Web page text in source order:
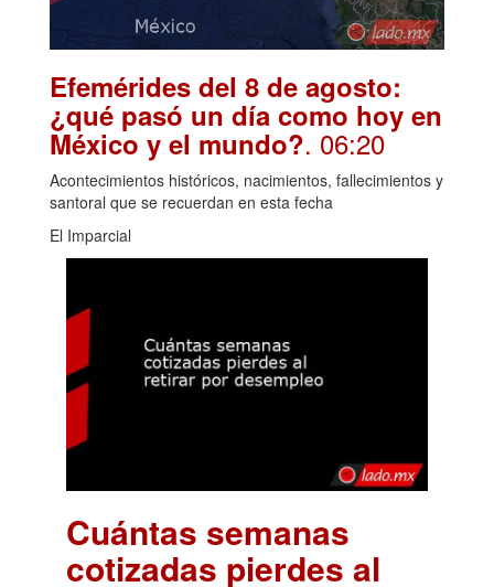
Efemérides del 8 de agosto:
¿qué pasó un día como hoy en
México y el mundo?. 06:20
Acontecimientos históricos, nacimientos, fallecimientos y
santoral que se recuerdan en esta fecha
El Imparcial
Cuántas semanas
cotizadas pierdes al